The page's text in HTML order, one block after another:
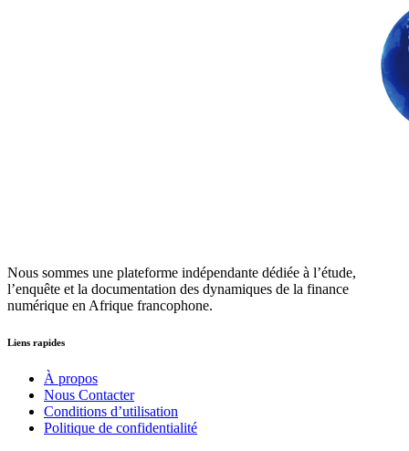
Nous sommes une plateforme indépendante dédiée à l’étude,
l’enquête et la documentation des dynamiques de la finance
numérique en Afrique francophone.
Liens rapides
À propos
Nous Contacter
Conditions d’utilisation
Politique de confidentialité